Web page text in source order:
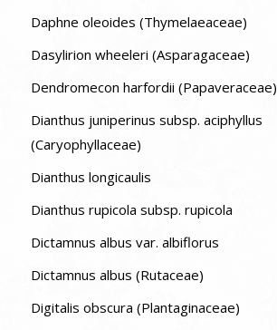
Daphne oleoides (Thymelaeaceae)
Dasylirion wheeleri (Asparagaceae)
Dendromecon harfordii (Papaveraceae)
Dianthus juniperinus subsp. aciphyllus
(Caryophyllaceae)
Dianthus longicaulis
Dianthus rupicola subsp. rupicola
Dictamnus albus var. albiflorus
Dictamnus albus (Rutaceae)
Digitalis obscura (Plantaginaceae)